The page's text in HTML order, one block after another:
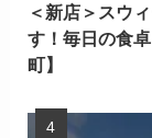
＜新店＞スウ
す！毎日の食
町】